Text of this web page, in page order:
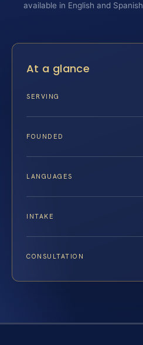
available in English and Spanish
At a glance
SERVING
FOUNDED
LANGUAGES
INTAKE
CONSULTATION